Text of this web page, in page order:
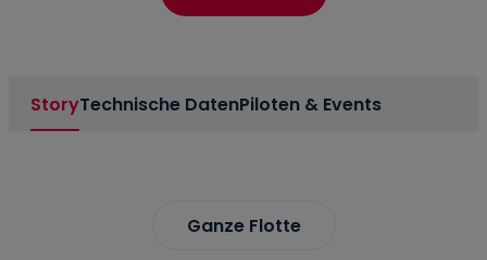
StoryTechnische DatenPiloten & Events
Ganze Flotte